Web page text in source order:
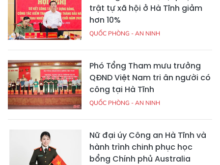
trật tự xã hội ở Hà Tĩnh giảm
hơn 10%
QUỐC PHÒNG - AN NINH
Phó Tổng Tham mưu trưởng
QĐND Việt Nam tri ân người có
công tại Hà Tĩnh
QUỐC PHÒNG - AN NINH
Nữ đại úy Công an Hà Tĩnh và
hành trình chinh phục học
bổng Chính phủ Australia